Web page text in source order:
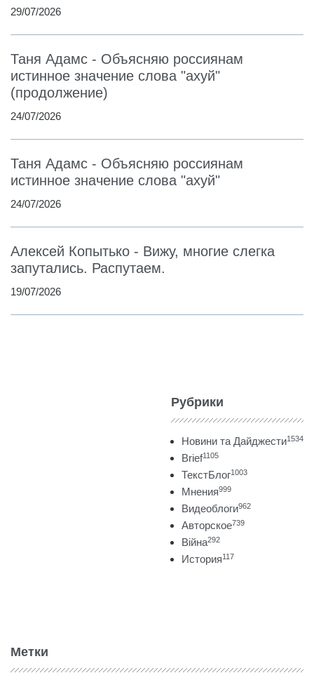
29/07/2026
Таня Адамс - Объясняю россиянам
истинное значение слова "ахуй"
(продолжение)
24/07/2026
Таня Адамс - Объясняю россиянам
истинное значение слова "ахуй"
24/07/2026
Алексей Копытько - Вижу, многие слегка
запутались. Распутаем.
19/07/2026
Рубрики
Новини та Дайджести1534
Brief1105
ТекстБлог1003
Мнения999
Видеоблоги962
Авторское739
Війна292
История117
Метки